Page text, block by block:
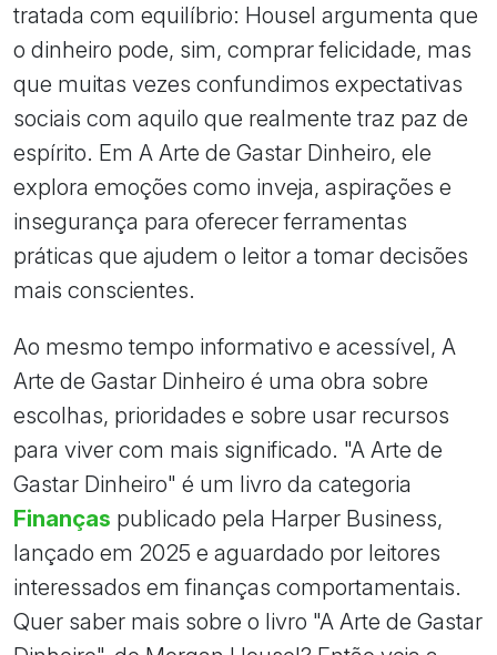
tratada com equilíbrio: Housel argumenta que
o dinheiro pode, sim, comprar felicidade, mas
que muitas vezes confundimos expectativas
sociais com aquilo que realmente traz paz de
espírito. Em A Arte de Gastar Dinheiro, ele
explora emoções como inveja, aspirações e
insegurança para oferecer ferramentas
práticas que ajudem o leitor a tomar decisões
mais conscientes.
Ao mesmo tempo informativo e acessível, A
Arte de Gastar Dinheiro é uma obra sobre
escolhas, prioridades e sobre usar recursos
para viver com mais significado. "A Arte de
Gastar Dinheiro" é um livro da categoria
Finanças publicado pela Harper Business,
lançado em 2025 e aguardado por leitores
interessados em finanças comportamentais.
Quer saber mais sobre o livro "A Arte de Gastar